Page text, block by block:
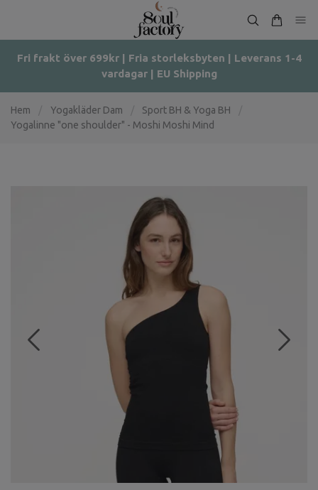
Fri frakt över 699kr | Fria storleksbyten | Leverans 1-4
vardagar | EU Shipping
Hem Yogakläder Dam Sport BH & Yoga BH
Yogalinne "one shoulder" - Moshi Moshi Mind